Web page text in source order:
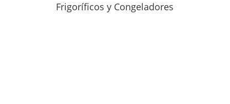
Frigoríficos y Congeladores